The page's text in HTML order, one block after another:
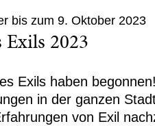
bis zum 9. Oktober 2023
Exils 2023
Exils haben
in der ganzen
von Exil